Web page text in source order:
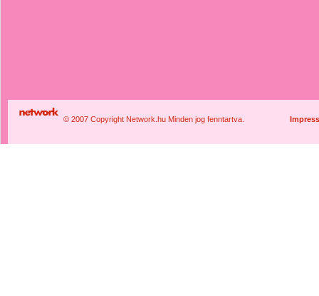
© 2007 Copyright Network.hu Minden jog fenntartva.